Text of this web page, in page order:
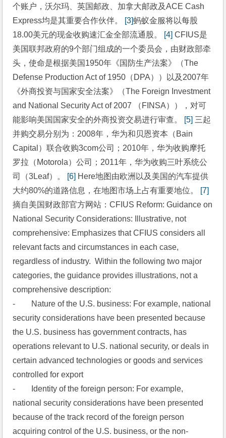
个账户，沃尔玛、英国邮政、加拿大邮政及ACE Cash
Express均是其重要合作伙伴。 [3]蚂蚁金服将以每股
18.00美元的现金收购速汇金全部流通股。 [4] CFIUS是
美国联邦政府的9个部门组成的一个委员会，由财政部牵
头，使命是根据美国1950年《国防生产法案》（The
Defense Production Act of 1950（DPA））以及2007年
《外商投资与国家安全法案》（The Foreign Investment
and National Security Act of 2007 （FINSA）），对可
能影响美国国家安全的外商投资交易进行审查。 [5] 三起
并购交易分别为：2008年，华为和贝恩资本（Bain
Capital）联合收购3com公司；2010年，华为收购摩托
罗拉（Motorola）公司；2011年，华为收购三叶系统公
司（3Leaf）。 [6] Here地图由欧洲以及美国的汽车提供
大约80%的道路信息，在地图市场上占有重要地位。 [7]
摘自美国财政部官方网站：CFIUS Reform: Guidance on
National Security Considerations: Illustrative, not
comprehensive: Emphasizes that CFIUS considers all
relevant facts and circumstances in each case,
regardless of industry.  Within the following two major
categories, the guidance provides illustrations, not a
comprehensive description:
-        Nature of the U.S. business: For example, national
security considerations have been presented because
the U.S. business has government contracts, has
operations relevant to U.S. national security, or deals in
certain advanced technologies or goods and services
controlled for export
-        Identity of the foreign person: For example,
national security considerations have been presented
because of the track record of the foreign person
acquiring control of the U.S. business, or the non-